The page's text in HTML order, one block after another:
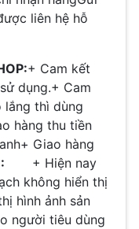
liên hệ hỗ
+ Cam kết
dụng.+ Cam
lắng thì dùng
hàng thu tiền
Giao hàng
+ Hiện nay
không hiển thị
hình ảnh sản
người tiêu dùng